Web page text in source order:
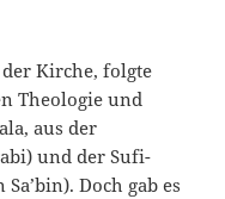
Kirche, folgte
Theologie und
aus der
und der Sufi-
Doch gab es